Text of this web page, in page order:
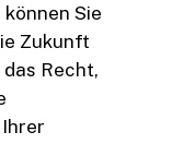
Sie
Zukunft
Recht,